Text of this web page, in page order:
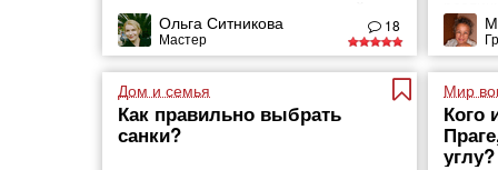
целлюлозы, разрезанные под
определенным углом, свернутые в
геометрические формы и склеенные
между собой. Все остальное —
уникальное
Ольга Ситникова
Мастер
18
Дом и семья
Как правильно выбрать
санки?
Мир
Кого
углу?